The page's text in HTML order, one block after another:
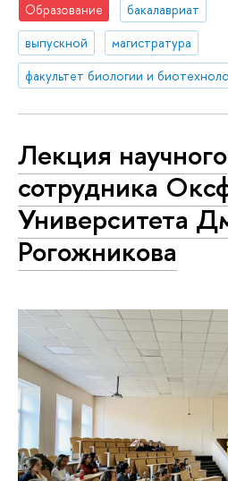
Образование
бакалавриат
выпускной
магистратура
Лекция научного
сотрудника
Университета
Рогожникова